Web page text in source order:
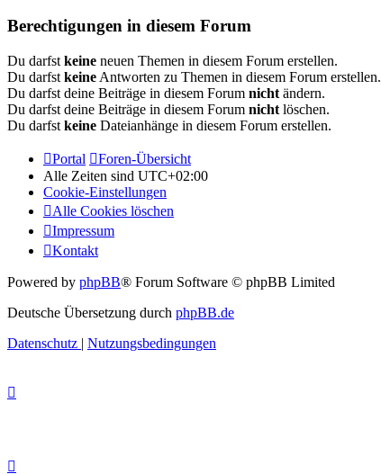
Berechtigungen in diesem Forum
Du darfst keine neuen Themen in diesem Forum erstellen.
Du darfst keine Antworten zu Themen in diesem Forum erstellen.
Du darfst deine Beiträge in diesem Forum nicht ändern.
Du darfst deine Beiträge in diesem Forum nicht löschen.
Du darfst keine Dateianhänge in diesem Forum erstellen.
Portal
Foren-Übersicht
Alle Zeiten sind UTC+02:00
Cookie-Einstellungen
Alle Cookies löschen
Impressum
Kontakt
Powered by phpBB® Forum Software © phpBB Limited
Deutsche Übersetzung durch phpBB.de
Datenschutz | Nutzungsbedingungen